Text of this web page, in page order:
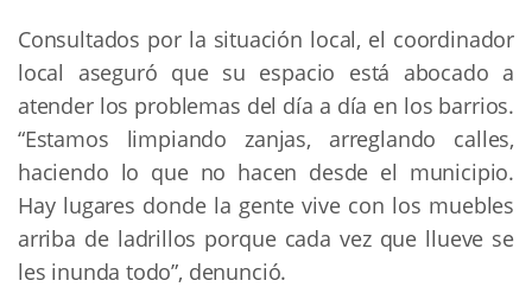
Consultados por la situación local, el coordinador
local aseguró que su espacio está abocado a
atender los problemas del día a día en los barrios.
“Estamos limpiando zanjas, arreglando calles,
haciendo lo que no hacen desde el municipio.
Hay lugares donde la gente vive con los muebles
arriba de ladrillos porque cada vez que llueve se
les inunda todo”, denunció.